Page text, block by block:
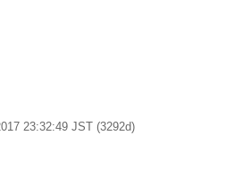
23:32:49 JST (3292d)